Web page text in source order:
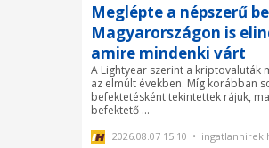
Meglépte a népszerű
Magyarországon is
amire mindenki várt
A Lightyear szerint a kriptovaluták
az elmúlt években. Míg korábban
befektetésként tekintettek rájuk,
befektető ...
2026.08.07 15:10 •